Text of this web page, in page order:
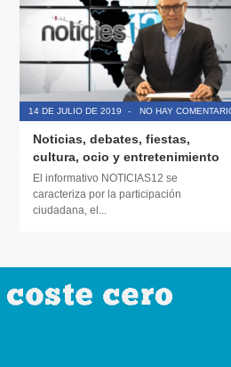
14 DE JULIO DE 2019 - NO HAY
Noticias, debates, fiestas,
cultura, ocio y entretenimiento
El informativo NOTICIAS12 se
caracteriza por la participación
ciudadana, el...